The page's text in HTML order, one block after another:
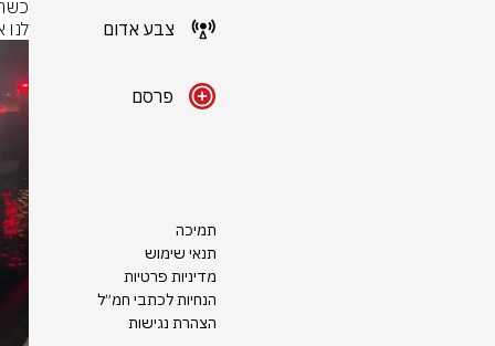
צבע אדום
פרסם
תמיכה
תנאי שימוש
מדיניות פרטיות
הנחיות לכתבי חמ״ל
הצהרת נגישות